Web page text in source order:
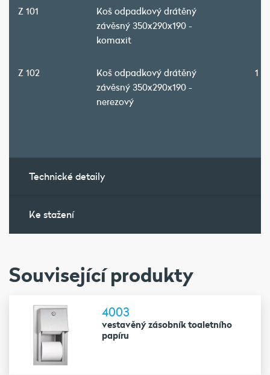
Z 101
Koš odpadkový drátěný
závěsný 350x290x190 -
komaxit
Z 102
Koš odpadkový drátěný
závěsný 350x290x190 -
nerezový
1
Technické detaily
Ke stažení
Související produkty
4003
vestavěný zásobník toaletního
papíru